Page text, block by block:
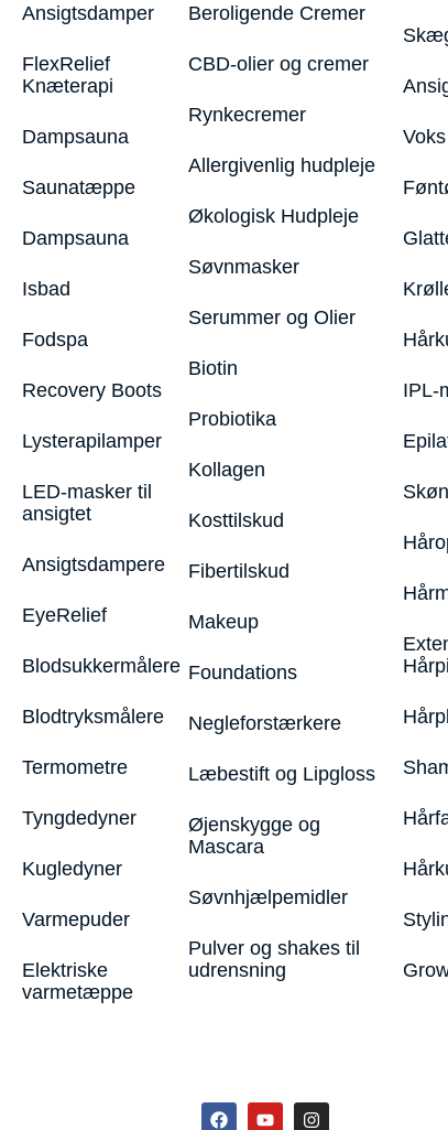
Ansigtsdamper
FlexRelief
Knæterapi
Dampsauna
Saunatæppe
Dampsauna
Isbad
Fodspa
Recovery Boots
Lysterapilamper
LED-masker til
ansigtet
Ansigtsdampere
EyeRelief
Blodsukkermålere
Blodtryksmålere
Termometre
Tyngdedyner
Kugledyner
Varmepuder
Elektriske
varmetæppe
Beroligende Cremer
CBD-olier og cremer
Rynkecremer
Allergivenlig hudpleje
Økologisk Hudpleje
Søvnmasker
Serummer og Olier
Biotin
Probiotika
Kollagen
Kosttilskud
Fibertilskud
Makeup
Foundations
Negleforstærkere
Læbestift og Lipgloss
Øjenskygge og
Mascara
Søvnhjælpemidler
Pulver og shakes til
udrensning
IPL-